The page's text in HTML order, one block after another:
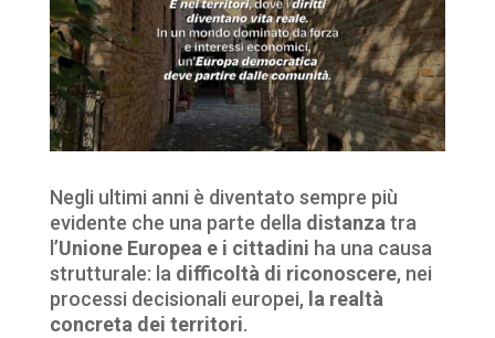
Negli ultimi anni è diventato sempre più
evidente che una parte della distanzatra
l’Unione Europea e i cittadini ha una causa
strutturale: la difficoltà di riconoscere, nei
processi decisionali europei, la realtà
concreta dei territori.